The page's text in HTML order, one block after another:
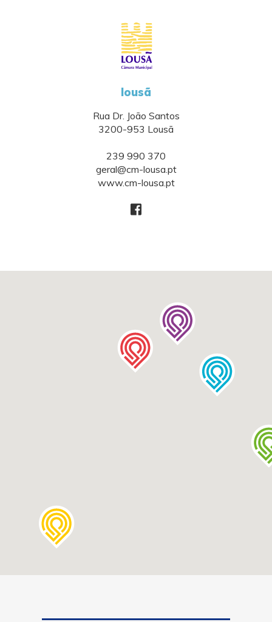
lousã
Rua Dr. João Santos
3200-953 Lousã
239 990 370
geral@cm-lousa.pt
www.cm-lousa.pt